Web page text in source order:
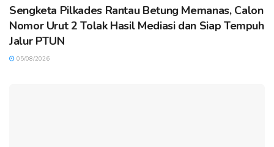
Sengketa Pilkades Rantau Betung Memanas, Calon
Nomor Urut 2 Tolak Hasil Mediasi dan Siap Tempuh
Jalur PTUN
05/08/2026